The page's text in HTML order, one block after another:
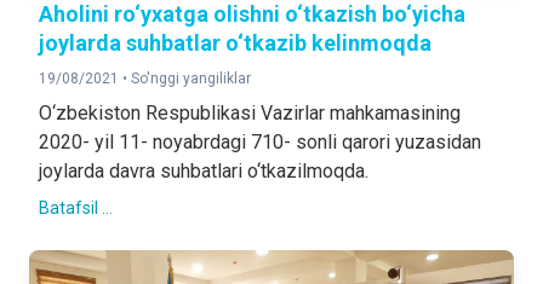
Aholini ro‘yxatga olishni o‘tkazish bo‘yicha
joylarda suhbatlar o‘tkazib kelinmoqda
19/08/2021 • So'nggi yangiliklar
O‘zbekiston Respublikasi Vazirlar mahkamasining
2020- yil 11- noyabrdagi 710- sonli qarori yuzasidan
joylarda davra suhbatlari o‘tkazilmoqda.
Batafsil ...